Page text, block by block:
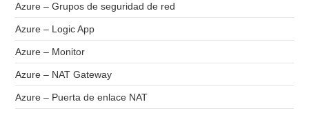
Azure – Grupos de seguridad de red
Azure – Logic App
Azure – Monitor
Azure – NAT Gateway
Azure – Puerta de enlace NAT